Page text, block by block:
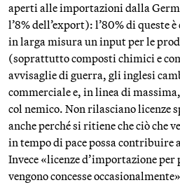
aperti alle importazioni dalla
l’8% dell’export): l’80% di queste
in larga misura un input per le
(soprattutto composti chimici e
avvisaglie di guerra, gli inglesi
commerciale e, in linea di
col nemico. Non rilasciano licenze
anche perché si ritiene che ciò che
in tempo di pace possa contribuire
Invece «licenze d’importazione
vengono concesse